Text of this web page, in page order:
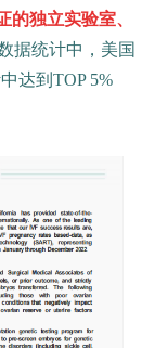
的独立实验室、
据统计中，美国
达到TOP 5%